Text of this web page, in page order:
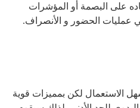
على البصمة أو المؤشرات
عمليات الحضور و الأنصراف.
الاستعمال لكن بمميزات قوية